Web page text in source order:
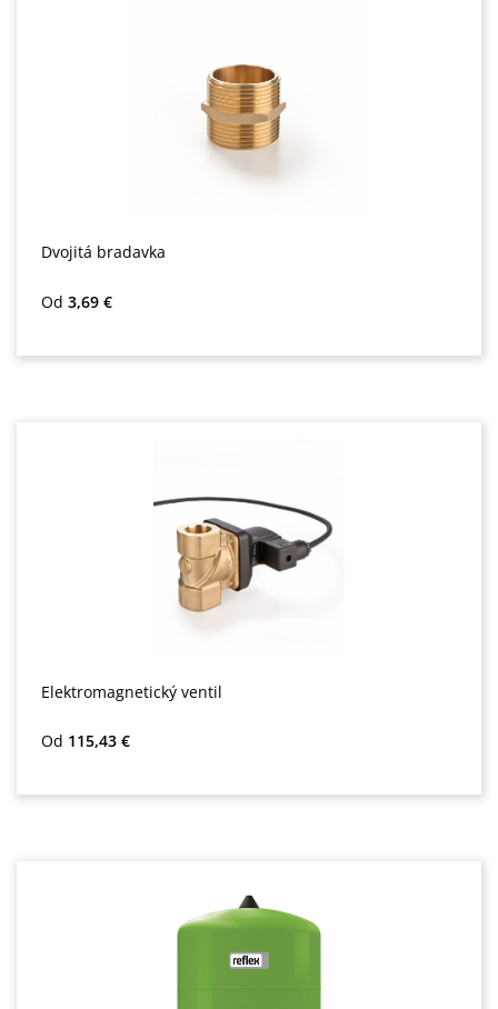
Dvojitá bradavka
Bežná cena:
Od 3,69 €
Elektromagnetický ventil
Bežná cena:
Od 115,43 €